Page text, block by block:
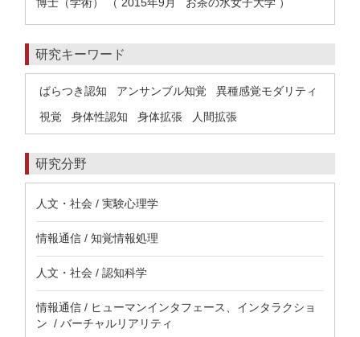
研究キーワード
ばらつき認知 アンサンブル知覚
異種感覚モダリティ
視覚
身体性認知 身体拡張 人間拡張
研究分野
人文・社会 / 実験心理学
情報通信 / 知覚情報処理
人文・社会 / 認知科学
情報通信 / ヒューマンインタフェース、インタラクショ
ン / バーチャルリアリティ